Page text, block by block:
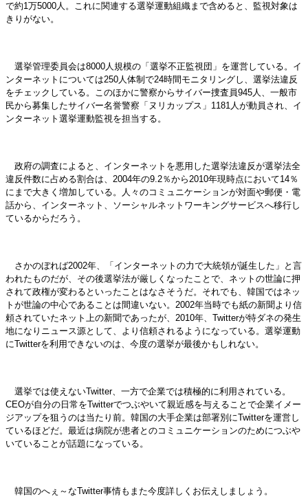
で約1万5000人。これに関連する選挙運動組織まで含めると、監視対象は
きりがない。
選挙管理委員会は8000人規模の「選挙不正監視団」を運営している。イ
ンターネットについては250人体制で24時間モニタリングし、選挙法違反
をチェックしている。このほかに警察からサイバー捜査員945人、一般市
民から募集したサイバー名誉警察「ヌリカップス」1181人が動員され、イ
ンターネット選挙運動監視を担当する。
政府の調査によると、インターネットを悪用した選挙法違反が選挙法全
違反件数に占める割合は、2004年の9.2％から2010年現時点において14％
にまで大きく増加している。人々のコミュニケーションが対面や郵便・電
話から、インターネット、ソーシャルネットワーキングサービスへ移行し
ているからだろう。
さかのぼれば2002年、「インターネットの力で大統領が誕生した」と言
われたものだが、その後選挙法が厳しくなったことで、ネットの世論に押
されて政権が変わるといったことはなさそうだ。それでも、韓国ではネッ
トが世論の中心であることは間違いない。2002年当時でも紙の新聞より信
頼されていたネット上の新聞であったが、2010年、Twitterが特ダネの発生
地になりニュース源として、より信頼されるようになっている。選挙運動
にTwitterを利用できないのは、今度の選挙が最後かもしれない。
選挙では使えないTwitter、一方で企業では積極的に利用されている。
CEOが自分の日常をTwitterでつぶやいて親近感を与えることで企業イメー
ジアップを狙うのは当たり前。韓国の大手企業は部署別にTwitterを運営し
ているほどだ。最近は病院が患者とのコミュニケーションのためにつぶや
いていることが話題になっている。
韓国のへぇ～なTwitter事情もまた今度詳しくお伝えしましょう。